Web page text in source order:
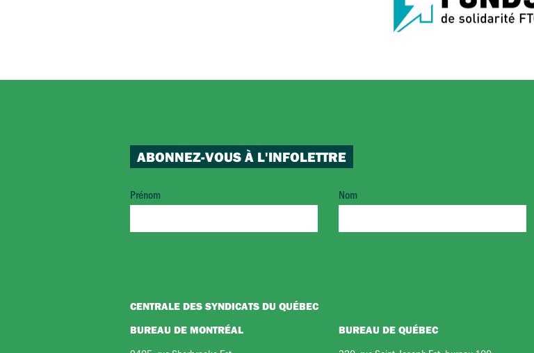
ABONNEZ-VOUS À L'INFOLETTRE
Prénom Nom
CENTRALE DES SYNDICATS DU QUÉBEC
BUREAU DE MONTRÉAL
BUREAU DE QUÉBEC